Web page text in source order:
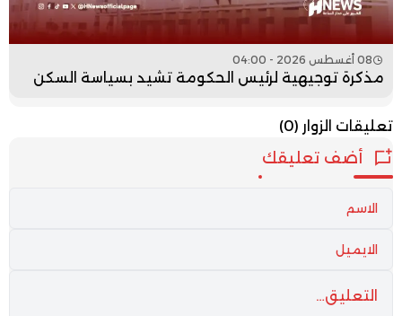
08 أغسطس 2026 - 04:00
مذكرة توجيهية لرئيس الحكومة تشيد بسياسة السكن
تعليقات الزوار (0)
أضف تعليقك